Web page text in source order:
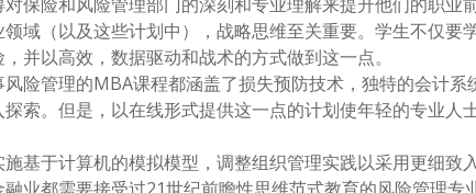
域（以及这些计划中），战略思维至关重要。学生不仅要
并以高效，数据驱动和战术的方式做到这一点。
风险管理的MBA课程都涵盖了损失预防技术，独特的会计
探索。但是，以在线形式提供这一点的计划使年轻的专业人
基于计算机的模拟模型，调整组织管理实践以采用更细致